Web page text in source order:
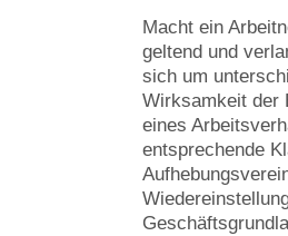
Macht ein
geltend und
sich um
Wirksamkeit der
eines
entsprechende